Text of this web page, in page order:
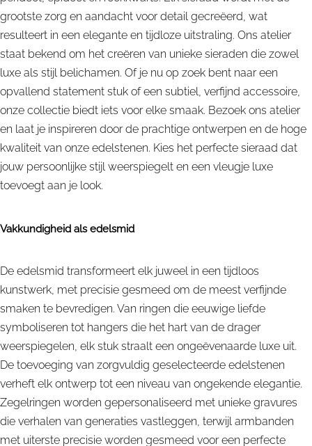
grootste zorg en aandacht voor detail gecreëerd, wat
resulteert in een elegante en tijdloze uitstraling. Ons atelier
staat bekend om het creëren van unieke sieraden die zowel
luxe als stijl belichamen. Of je nu op zoek bent naar een
opvallend statement stuk of een subtiel, verfijnd accessoire,
onze collectie biedt iets voor elke smaak. Bezoek ons atelier
en laat je inspireren door de prachtige ontwerpen en de hoge
kwaliteit van onze edelstenen. Kies het perfecte sieraad dat
jouw persoonlijke stijl weerspiegelt en een vleugje luxe
toevoegt aan je look.
Vakkundigheid als edelsmid
De edelsmid transformeert elk juweel in een tijdloos
kunstwerk, met precisie gesmeed om de meest verfijnde
smaken te bevredigen. Van ringen die eeuwige liefde
symboliseren tot hangers die het hart van de drager
weerspiegelen, elk stuk straalt een ongeëvenaarde luxe uit.
De toevoeging van zorgvuldig geselecteerde edelstenen
verheft elk ontwerp tot een niveau van ongekende elegantie.
Zegelringen worden gepersonaliseerd met unieke gravures
die verhalen van generaties vastleggen, terwijl armbanden
met uiterste precisie worden gesmeed voor een perfecte